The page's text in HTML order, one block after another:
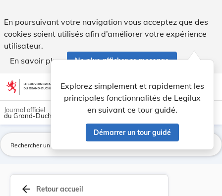
En poursuivant votre navigation vous acceptez que des
cookies soient utilisés afin d’améliorer votre expérience
utilisateur.
En savoir plus
Ne plus afficher ce message
Aller au contenu account_circle help Aide
Explorez simplement et rapidement les
principales fonctionnalités de Legilux
en suivant ce tour guidé.
Démarrer un tour guidé
light_mode dark_mode
Journal officiel
du Grand-Duché de Luxembourg
arrow_back Retour accueil